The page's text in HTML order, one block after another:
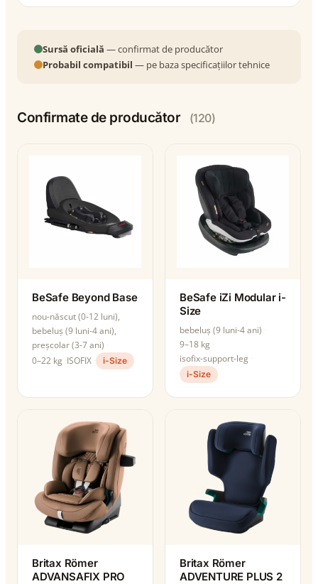
Sursă oficială — confirmat de producător
Probabil compatibil — pe baza specificațiilor tehnice
Confirmate de producător (120)
BeSafe Beyond Base
nou-născut (0-12 luni),
bebeluș (9 luni-4 ani),
preșcolar (3-7 ani)
0–22 kg ISOFIX i-Size
BeSafe iZi Modular i-
Size
bebeluș (9 luni-4 ani)
9–18 kg
isofix-support-leg
i-Size
Britax Römer
ADVANSAFIX PRO
Britax Römer
ADVENTURE PLUS 2